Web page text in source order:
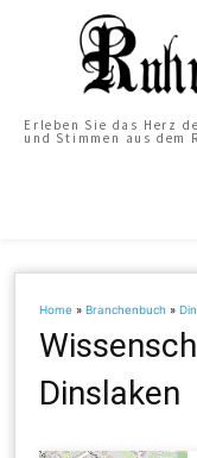
Erleben Sie das Herz
und Stimmen aus dem
Home »Branchenbuch »
Dinslaken